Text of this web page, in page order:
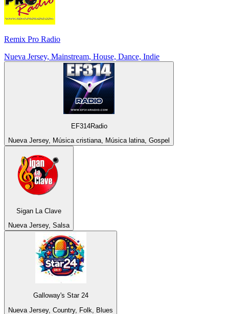
Remix Pro Radio
Nueva Jersey, Mainstream, House, Dance, Indie
EF314Radio
Nueva Jersey, Música cristiana, Música latina, Gospel
Sigan La Clave
Nueva Jersey, Salsa
Galloway's Star 24
Nueva Jersey, Country, Folk, Blues